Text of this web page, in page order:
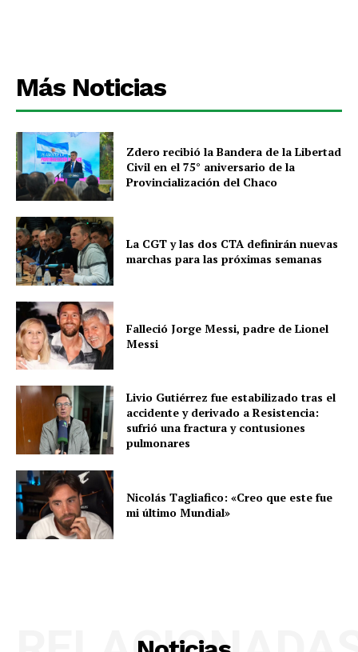
Más Noticias
Zdero recibió la Bandera de la Libertad
Civil en el 75° aniversario de la
Provincialización del Chaco
La CGT y las dos CTA definirán nuevas
marchas para las próximas semanas
Falleció Jorge Messi, padre de Lionel
Messi
Livio Gutiérrez fue estabilizado tras el
accidente y derivado a Resistencia:
sufrió una fractura y contusiones
pulmonares
Nicolás Tagliafico: «Creo que este fue
mi último Mundial»